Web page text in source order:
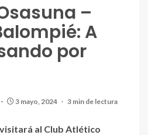
–
A
por
3 mayo, 2024 3 min de lectura
al Club Atlético